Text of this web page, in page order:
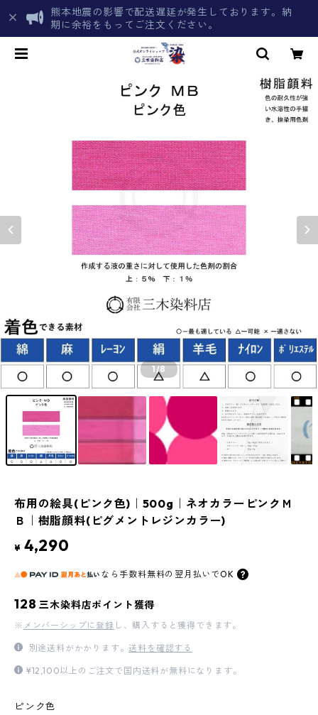
熊本地震の影響で配送遅延が発生しております。納
期に余裕をもってご注文ください。
1/8
布用の絵具(ピンク色)｜500g｜ネオカラーピンクＭ
Ｂ｜樹脂顔料(ピグメントレジンカラー)
¥ 4,290
なら 手数料無料の 翌月払いでOK
128 三木染料店ポイント獲得
※ メンバーシップに登録 し、購入すると獲得できます。
別途送料がかかります。送料を確認する
¥12,100以上のご注文で国内送料が無料になります。
ピンク色